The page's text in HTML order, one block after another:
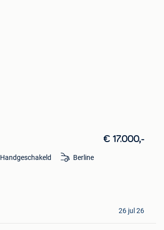
€ 17.000,-
Handgeschakeld Berline
26 jul 26